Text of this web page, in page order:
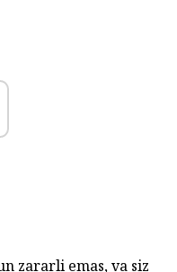
zararli emas, va siz